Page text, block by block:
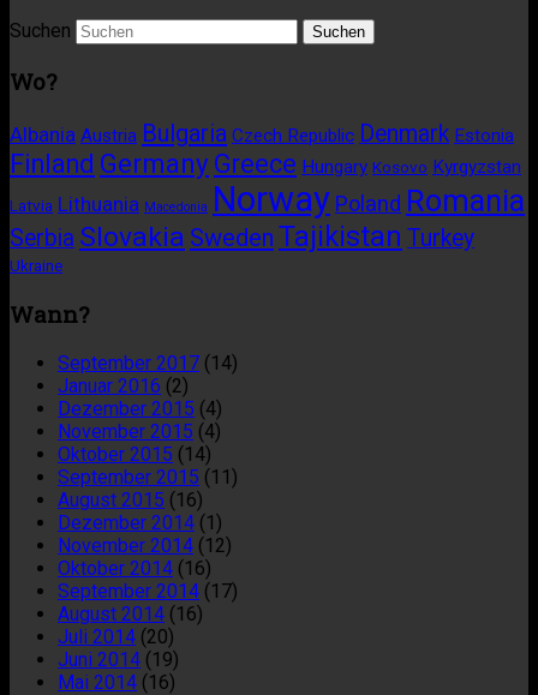
Suchen
Wo?
Albania Austria Bulgaria Czech Republic Denmark Estonia
Finland Germany Greece Hungary Kosovo Kyrgyzstan
Latvia Lithuania Macedonia Norway Poland Romania
Serbia Slovakia Sweden Tajikistan Turkey
Ukraine
Wann?
September 2017 (14)
Januar 2016 (2)
Dezember 2015 (4)
November 2015 (4)
Oktober 2015 (14)
September 2015 (11)
August 2015 (16)
Dezember 2014 (1)
November 2014 (12)
Oktober 2014 (16)
September 2014 (17)
August 2014 (16)
Juli 2014 (20)
Juni 2014 (19)
Mai 2014 (16)